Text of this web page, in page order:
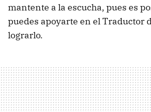
mantente a la escucha, pues es
puedes apoyarte en el Traductor
lograrlo.